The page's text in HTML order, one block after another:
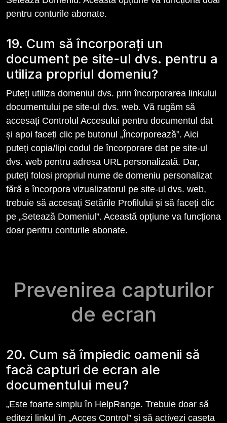
pentru conturile abonate.
19. Cum să încorporați un
document pe site-ul dvs. pentru a
utiliza propriul domeniu?
Puteți utiliza domeniul dvs. prin încorporarea linkului
documentului pe site-ul dvs. web. Vă rugăm să
accesați Controlul Accesului pentru documentul dat
și apoi faceți clic pe butonul „Încorporează”. Aici
puteți copia/lipi codul de încorporare dat pe site-ul
dvs. web pentru adresa URL personalizată. Dar,
puteți folosi propriul nume de domeniu personalizat
fără a încorpora vizualizatorul pe site-ul dvs. web,
trebuie să accesați Setările Profilului și să faceți clic
pe „Setează Domeniul”. Această opțiune va funcționa
doar pentru conturile abonate.
Prevenirea capturilor
de ecran
20. Cum să împiedic oamenii să
facă capturi de ecran ale
documentului meu?
„Este foarte simplu în HelpRange. Trebuie doar să
editezi linkul în „Acces Control” și să activezi caseta